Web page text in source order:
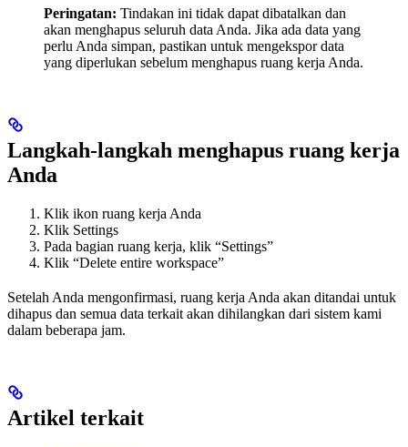
Peringatan: Tindakan ini tidak dapat dibatalkan dan
akan menghapus seluruh data Anda. Jika ada data yang
perlu Anda simpan, pastikan untuk mengekspor data
yang diperlukan sebelum menghapus ruang kerja Anda.
Langkah-langkah menghapus ruang kerja
Anda
Klik ikon ruang kerja Anda
Klik Settings
Pada bagian ruang kerja, klik “Settings”
Klik “Delete entire workspace”
Setelah Anda mengonfirmasi, ruang kerja Anda akan ditandai untuk
dihapus dan semua data terkait akan dihilangkan dari sistem kami
dalam beberapa jam.
Artikel terkait